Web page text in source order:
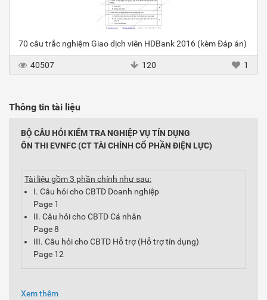
70 câu trắc nghiệm Giao dịch viên HDBank 2016 (kèm Đáp án)
40507 120 1
Thông tin tài liệu
BỘ CÂU HỎI KIỂM TRA NGHIỆP VỤ TÍN DỤNG
ÔN THI EVNFC (CT TÀI CHÍNH CỔ PHẦN ĐIỆN LỰC)
Tài liệu gồm 3 phần chính như sau:
I. Câu hỏi cho CBTD Doanh nghiệp
Page 1
II. Câu hỏi cho CBTD Cá nhân
Page 8
III. Câu hỏi cho CBTD Hỗ trợ (Hỗ trợ tín dụng)
Page 12
Xem thêm